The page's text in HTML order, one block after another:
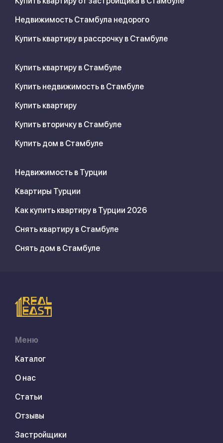
Недвижимость Стамбула недорого
Купить квартиру в рассрочку в Стамбуле
Купить квартиру в Стамбуле
Купить недвижимость в Стамбуле
Купить квартиру
Купить вторичку в Стамбуле
Купить дом в Стамбуле
Недвижимость в Турции
Квартиры Турции
Как купить квартиру в Турции 2026
Снять квартиру в Стамбуле
Снять дом в Стамбуле
Меню
Каталог
О нас
Статьи
Отзывы
Застройщики